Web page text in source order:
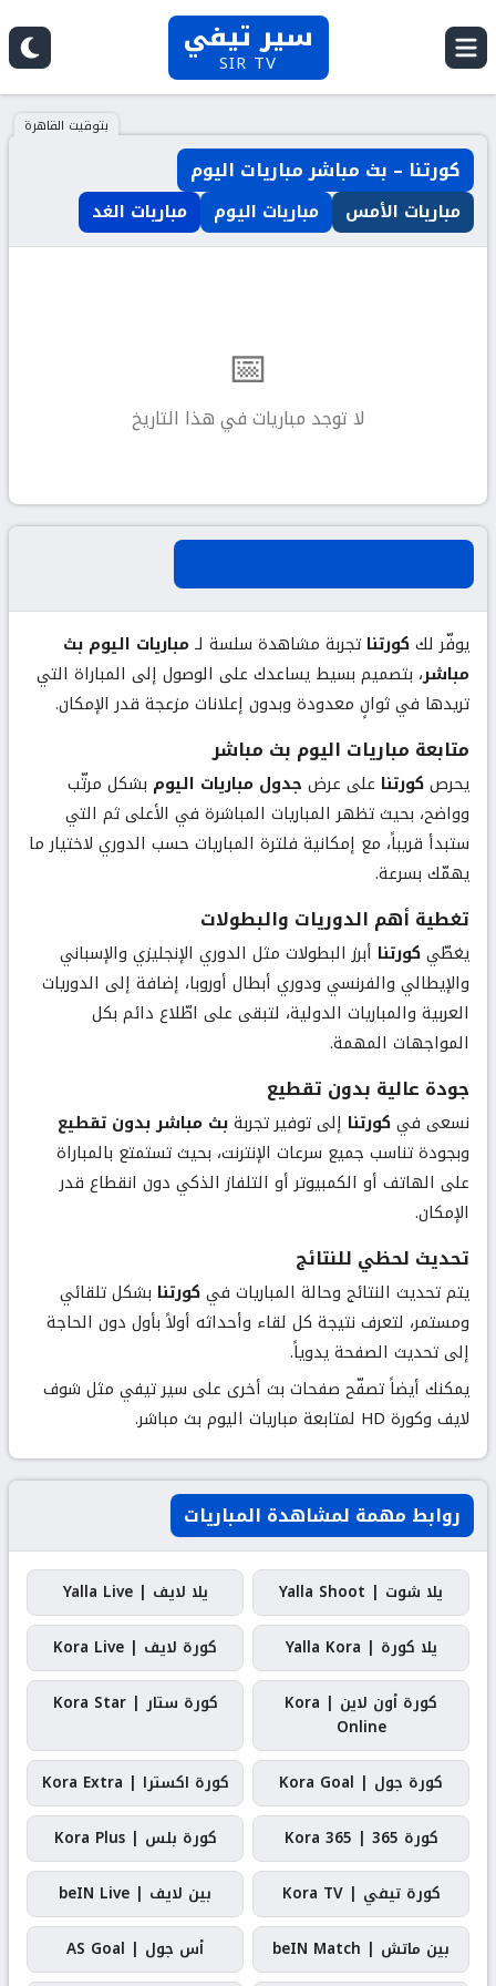
سير تيفي
SIR TV
بتوقيت القاهرة
كورتنا – بث مباشر مباريات اليوم
مباريات الأمس مباريات اليوم مباريات الغد
📅
لا توجد مباريات في هذا التاريخ
يوفّر لككورتنا تجربة مشاهدة سلسة لـمباريات اليوم بث
مباشر، بتصميم بسيط يساعدك على الوصول إلى المباراة التي
تريدها في ثوانٍ معدودة وبدون إعلانات مزعجة قدر الإمكان.
متابعة مباريات اليوم بث مباشر
يحرصكورتنا على عرض جدول مباريات اليوم بشكل مرتّب
وواضح، بحيث تظهر المباريات المباشرة في الأعلى ثم التي
ستبدأ قريباً، مع إمكانية فلترة المباريات حسب الدوري لاختيار ما
يهمّك بسرعة.
تغطية أهم الدوريات والبطولات
يغطّيكورتنا أبرز البطولات مثل الدوري الإنجليزي والإسباني
والإيطالي والفرنسي ودوري أبطال أوروبا، إضافة إلى الدوريات
العربية والمباريات الدولية، لتبقى على اطّلاع دائم بكل
المواجهات المهمة.
جودة عالية بدون تقطيع
نسعى فيكورتنا إلى توفير تجربةبث مباشر بدون تقطيع
وبجودة تناسب جميع سرعات الإنترنت، بحيث تستمتع بالمباراة
على الهاتف أو الكمبيوتر أو التلفاز الذكي دون انقطاع قدر
الإمكان.
تحديث لحظي للنتائج
يتم تحديث النتائج وحالة المباريات فيكورتنا بشكل تلقائي
ومستمر، لتعرف نتيجة كل لقاء وأحداثه أولاً بأول دون الحاجة
إلى تحديث الصفحة يدوياً.
يمكنك أيضاً تصفّح صفحات بث أخرى على سير تيفي مثل شوف
لايف وكورة HD لمتابعة مباريات اليوم بث مباشر.
روابط مهمة لمشاهدة المباريات
يلا شوت | Yalla Shoot
يلا لايف | Yalla Live
يلا كورة | Yalla Kora
كورة لايف | Kora Live
كورة أون لاين | Kora
Online
كورة ستار | Kora Star
كورة جول | Kora Goal
كورة اكسترا | Kora Extra
كورة 365 | Kora 365
كورة بلس | Kora Plus
كورة تيفي | Kora TV
بين لايف | beIN Live
بين ماتش | beIN Match
أس جول | AS Goal